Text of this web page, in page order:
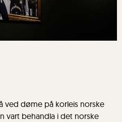
ved døme på korleis norske
vart behandla i det norske